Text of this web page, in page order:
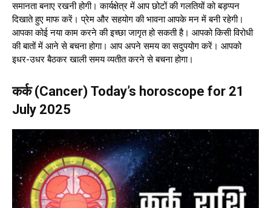
समानता बनाए रखनी होगी। कार्यक्षेत्र में आप छोटों की गलतियों को बड़प्पन
दिखाते हुए माफ करें। प्रेम और सहयोग की भावना आपके मन में बनी रहेगी।
आपका कोई नया काम करने की इच्छा जागृत हो सकती है। आपको किसी विरोधी
की बातों में आने से बचना होगा। आप अपने समय का सदुपयोग करें। आपको
इधर-उधर बैठकर खाली समय व्यतीत करने से बचना होगा।
कर्क (Cancer) Today’s horoscope for 21
July 2025